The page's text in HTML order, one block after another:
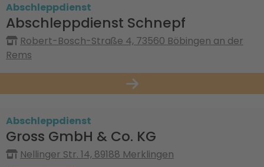
Abschleppdienst
Abschleppdienst Schnepf
Robert-Bosch-Straße 4, 73560 Böbingen an der
Rems
Abschleppdienst
Gross GmbH & Co. KG
Nellinger Str. 14, 89188 Merklingen